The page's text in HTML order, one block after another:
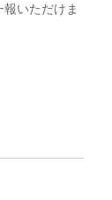
いただけま